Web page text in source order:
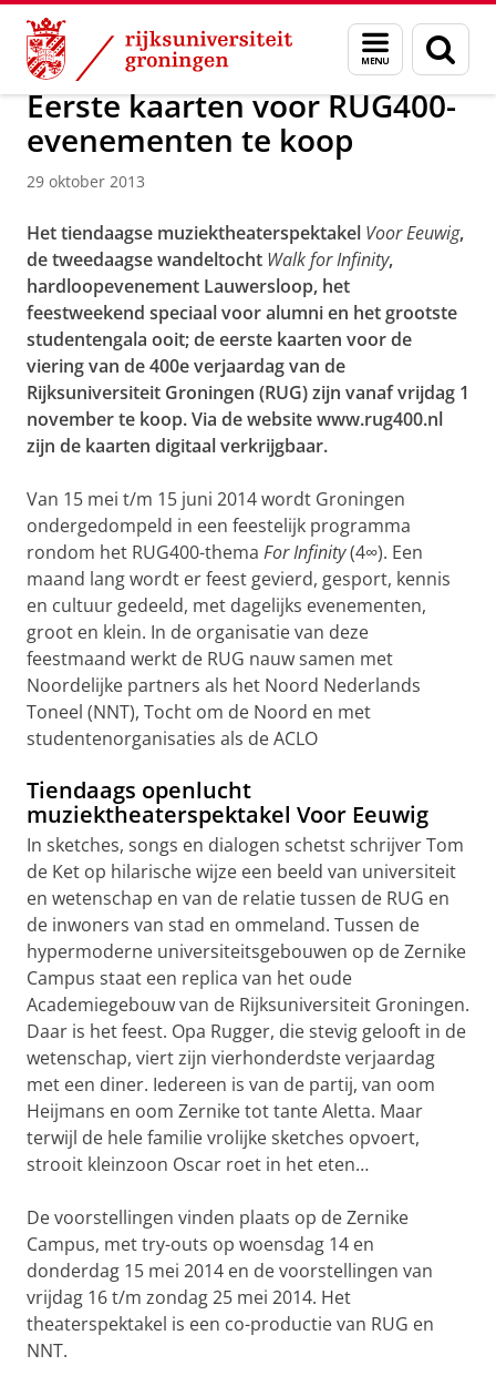
Skip
Content
Skip
Navigation
Menu
en
zoeken
Over ons Actueel Nieuws Nieuwsberichten
Eerste kaarten voor RUG400-
evenementen te koop
29 oktober 2013
Het tiendaagse muziektheaterspektakel Voor Eeuwig,
de tweedaagse wandeltocht Walk for Infinity,
hardloopevenement Lauwersloop, het
feestweekend speciaal voor alumni en het grootste
studentengala ooit; de eerste kaarten voor de
viering van de 400e verjaardag van de
Rijksuniversiteit Groningen (RUG) zijn vanaf vrijdag 1
november te koop. Via de websitewww.rug400.nl
zijn de kaarten digitaal verkrijgbaar.
Van 15 mei t/m 15 juni 2014 wordt Groningen
ondergedompeld in een feestelijk programma
rondom het RUG400-thema For Infinity(4∞). Een
maand lang wordt er feest gevierd, gesport, kennis
en cultuur gedeeld, met dagelijks evenementen,
groot en klein. In de organisatie van deze
feestmaand werkt de RUG nauw samen met
Noordelijke partners als het Noord Nederlands
Toneel (NNT), Tocht om de Noord en met
studentenorganisaties als de ACLO
Tiendaags openlucht
muziektheaterspektakel Voor Eeuwig
In sketches, songs en dialogen schetst schrijver Tom
de Ket op hilarische wijze een beeld van universiteit
en wetenschap en van de relatie tussen de RUG en
de inwoners van stad en ommeland. Tussen de
hypermoderne universiteitsgebouwen op de Zernike
Campus staat een replica van het oude
Academiegebouw van de Rijksuniversiteit Groningen.
Daar is het feest. Opa Rugger, die stevig gelooft in de
wetenschap, viert zijn vierhonderdste verjaardag
met een diner. Iedereen is van de partij, van oom
Heijmans en oom Zernike tot tante Aletta. Maar
terwijl de hele familie vrolijke sketches opvoert,
strooit kleinzoon Oscar roet in het eten…
De voorstellingen vinden plaats op de Zernike
Campus, met try-outs op woensdag 14 en
donderdag 15 mei 2014 en de voorstellingen van
vrijdag 16 t/m zondag 25 mei 2014. Het
theaterspektakel is een co-productie van RUG en
NNT.